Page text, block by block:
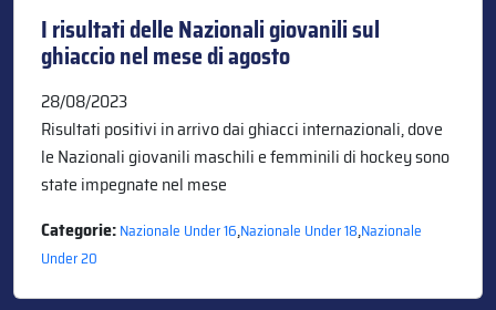
I risultati delle Nazionali giovanili sul
ghiaccio nel mese di agosto
28/08/2023
Risultati positivi in arrivo dai ghiacci internazionali, dove
le Nazionali giovanili maschili e femminili di hockey sono
state impegnate nel mese
Categorie:Nazionale Under 16,Nazionale Under 18,Nazionale
Under 20